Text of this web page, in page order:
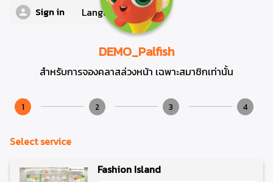
Sign in Language EN
DEMO_Palfish
สำหรับการจองคลาสล่วงหน้า เฉพาะสมาชิกเท่านั้น
1 2 3 4
Select service
Fashion Island